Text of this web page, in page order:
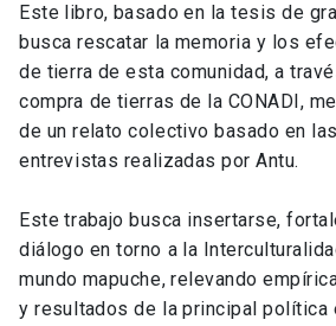
Este libro, basado en la tesis de
busca rescatar la memoria y los
de tierra de esta comunidad, a
compra de tierras de la CONADI,
de un relato colectivo basado en
entrevistas realizadas por Antu.
Este trabajo busca insertarse,
diálogo en torno a la
mundo mapuche, relevando
y resultados de la principal